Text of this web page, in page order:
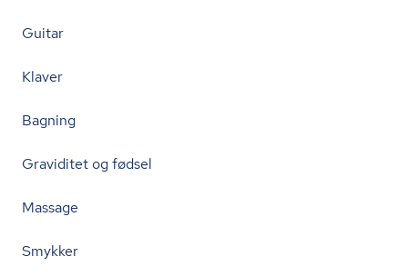
Guitar
Klaver
Bagning
Graviditet og fødsel
Massage
Smykker